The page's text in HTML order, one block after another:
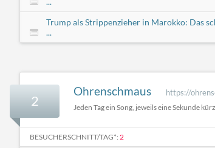
Trump als Strippenzieher in Marokko: Das
...
2
Ohrenschmaus https://
Jeden Tag ein Song, jeweils eine Sekunde
BESUCHERSCHNITT/TAG*: 2